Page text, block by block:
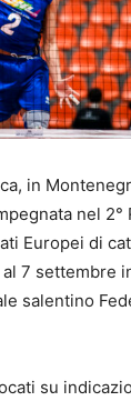
in
nel 2°
Europei di
7 settembre
salentino
su